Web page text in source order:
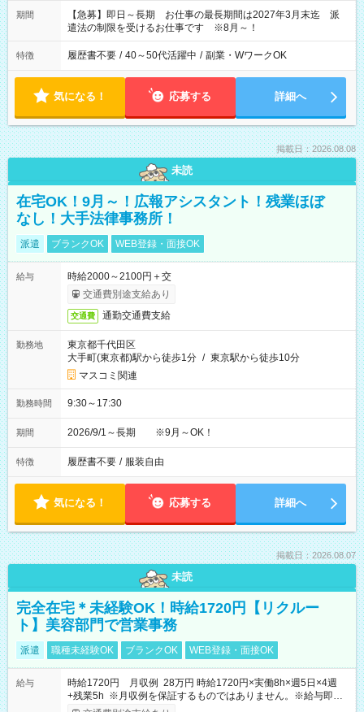
期間
【急募】即日～長期 お仕事の最長期間は2027年3月末迄 派
遣法の制限を受けるお仕事です ※8月～！
特徴 履歴書不要 / 40～50代活躍中 / 副業・WワークOK
気になる！ 応募する 詳細へ
掲載日：2026.08.08
未読
在宅OK！9月～！広報アシスタント！残業ほぼ
なし！大手法律事務所！
派遣 ブランクOK WEB登録・面接OK
給与
時給2000～2100円＋交
交通費別途支給あり
交通費 通勤交通費支給
勤務地
東京都千代田区
大手町(東京都)駅から徒歩1分 / 東京駅から徒歩10分
マスコミ関連
勤務時間 9:30～17:30
期間 2026/9/1～長期 ※9月～OK！
特徴 履歴書不要 / 服装自由
気になる！ 応募する 詳細へ
掲載日：2026.08.07
未読
完全在宅＊未経験OK！時給1720円【リクルー
ト】美容部門で営業事務
派遣 職種未経験OK ブランクOK WEB登録・面接OK
給与
時給1720円 月収例 28万円 時給1720円×実働8h×週5日×4週
+残業5h ※月収例を保証するものではありません。※給与即受
取りサービス利用可（利用条件有）